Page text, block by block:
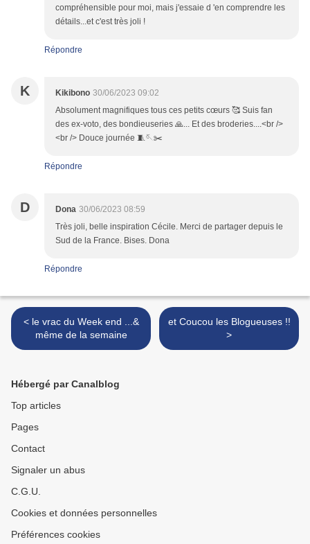
compréhensible pour moi, mais j'essaie d 'en comprendre les
détails...et c'est très joli !
Répondre
K Kikibono 30/06/2023 09:02
Absolument magnifiques tous ces petits cœurs 🥰 Suis fan
des ex-voto, des bondieuseries 🙏... Et des broderies....<br />
<br /> Douce journée 🧵🪡✂️
Répondre
D Dona 30/06/2023 08:59
Très joli, belle inspiration Cécile. Merci de partager depuis le
Sud de la France. Bises. Dona
Répondre
< le vrac du Week end ...&
même de la semaine
et Coucou les Blogueuses !!
>
Hébergé par Canalblog
Top articles
Pages
Contact
Signaler un abus
C.G.U.
Cookies et données personnelles
Préférences cookies